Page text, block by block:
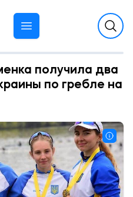
получила два
по гребле на